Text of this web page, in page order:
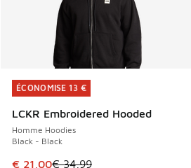
ÉCONOMISE 13 €
LCKR Embroidered Hooded
Homme Hoodies
Black - Black
Cet article est en promotion. Prix
€ 21,00€ 34,99
ÉCONOMISE 13 €